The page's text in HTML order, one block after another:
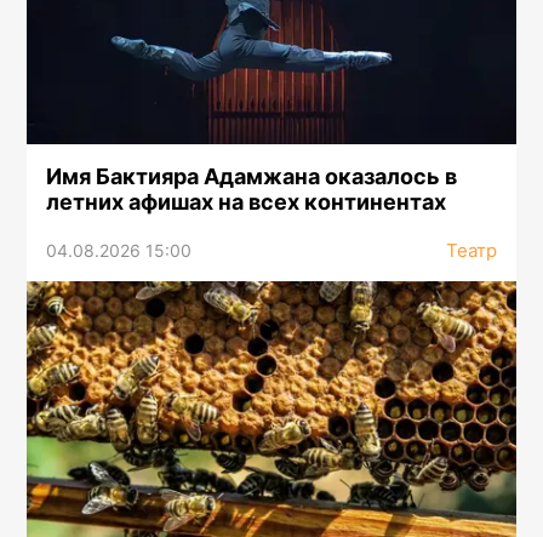
Имя Бактияра Адамжана оказалось в
летних афишах на всех континентах
04.08.2026 15:00 Театр